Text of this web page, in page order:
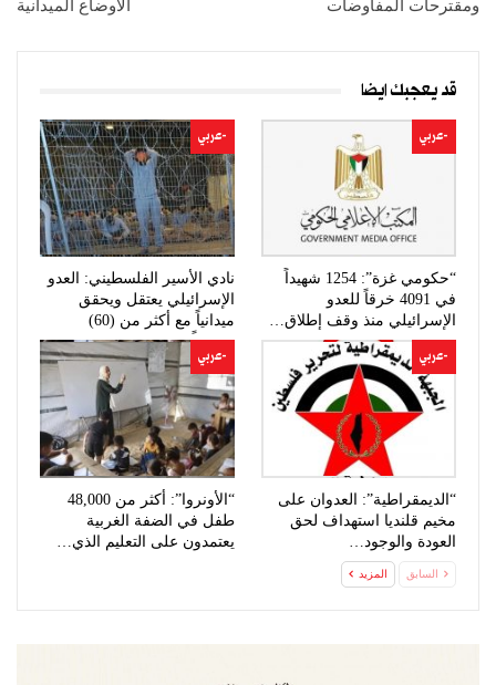
ومقترحات المفاوضات
الأوضاع الميدانية
قد يعجبك ايضا
-عربي
“حكومي غزة”: 1254 شهيداً
في 4091 خرقاً للعدو
الإسرائيلي منذ وقف إطلاق…
-عربي
نادي الأسير الفلسطيني: العدو
الإسرائيلي يعتقل ويحقق
ميدانياً مع أكثر من (60)
مواطناً…
-عربي
“الديمقراطية”: العدوان على
مخيم قلنديا استهداف لحق
العودة والوجود…
-عربي
“الأونروا”: أكثر من 48,000
طفل في الضفة الغربية
يعتمدون على التعليم الذي…
السابق المزيد